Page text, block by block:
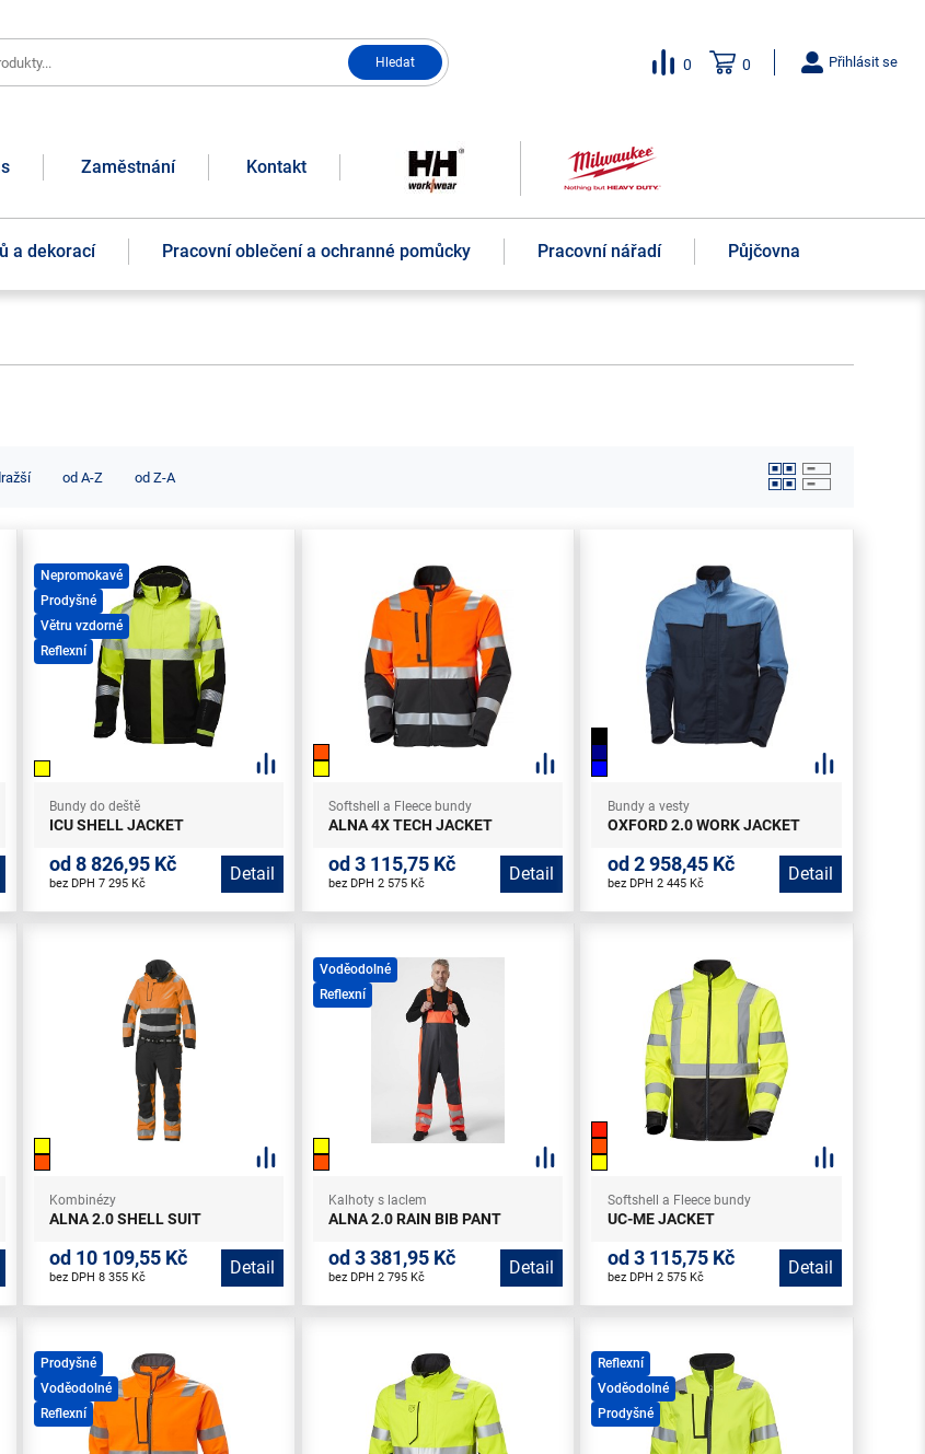
0 0 Přihlásit se
Zaměstnání Kontakt
a dekorací Pracovní oblečení a ochranné pomůcky Pracovní nářadí Půjčovna
od A-Z od Z-A
Nepromokavé
Prodyšné
Větru vzdorné
Reflexní
Bundy do deště
ICU SHELL JACKET
od 8 826,95 Kč
bez DPH 7 295 Kč Detail
Softshell a Fleece bundy
ALNA 4X TECH JACKET
od 3 115,75 Kč
bez DPH 2 575 Kč Detail
Bundy a vesty
OXFORD 2.0 WORK JACKET
od 2 958,45 Kč
bez DPH 2 445 Kč Detail
Kombinézy
ALNA 2.0 SHELL SUIT
od 10 109,55 Kč
bez DPH 8 355 Kč Detail
Voděodolné
Reflexní
Kalhoty s laclem
ALNA 2.0 RAIN BIB PANT
od 3 381,95 Kč
bez DPH 2 795 Kč Detail
Softshell a Fleece bundy
UC-ME JACKET
od 3 115,75 Kč
bez DPH 2 575 Kč Detail
Prodyšné
Voděodolné
Reflexní
Reflexní
Voděodolné
Prodyšné